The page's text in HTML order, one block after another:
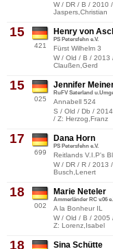
W / DR / B / 2010
Jaspers,Christian
15
421
Henry von
PS Petersfehn e.V.
Fürst Wilhelm 3
W / Old / B / 2013
Claußen,Gerd
15
025
Jennifer
RuFV Saterland
Annabell 524
S / Old / Db /
/ Z: Herzog,Franz
17
699
Dana Horn
PS Petersfehn e.V.
Reitlands V.I.P's
W / DR / R / 2013
Busch,Lenert
18
002
Marie Neteler
Ammerländer RC v.06
A la Bonheur IL
W / Old / B / 2005
Z: Lorenz,Isabel
18 Sina Schütte